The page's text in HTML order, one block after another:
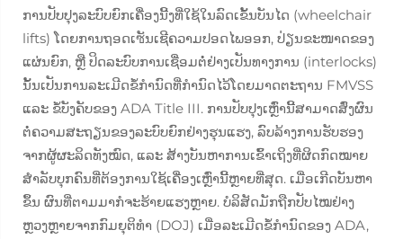
ການປັບປຸງລະບົບຍົກເຄື່ອງນີ້ງທີ່ໃຊ້ໃນລົດເຂັ້ນບັນໄດ (wheelchair
lifts) ໂດຍການຖອດເซັນເຊີຄວາມປອດໄພອອກ, ປ່ຽນຂະໜາດຂອງ
ແຜ່ນຍົກ, ຫຼື ປິດລະບົບການເຊື່ອມຕໍ່ຢ່າງເປັນທາງການ (interlocks)
ນັ້ນເປັນການລະເມີດຂໍ້ກຳນົດທີ່ກຳນົດໄວ້ໂດຍມາດຕະຖານ FMVSS
ແລະ ຂໍ້ບັງຄັບຂອງ ADA Title III. ການປັບປຸງເຫຼົ່ານີ້ສາມາດສົ່ງຜົນ
ຕໍ່ຄວາມສະຖຽນຂອງລະບົບຍົກຢ່າງຮຸນແຮງ, ລົບລ້າງການຮັບຮອງ
ຈາກຜູ້ຜະລິດທັງໝົດ, ແລະ ສ້າງບັນຫາການເຂົ້າເຖິງທີ່ຜິດກົດໝາຍ
ສຳລັບບຸກຄົນທີ່ຕ້ອງການໃຊ້ເຄື່ອງເຫຼົ່ານີ້ຫຼາຍທີ່ສຸດ. ເມື່ອເກີດບັນຫາ
ຂຶ້ນ ຜົນທີ່ຕາມມາກໍຈະຮ້າຍແຮງຫຼາຍ. ບໍລິສັດມັກຖືກປັບໄໝຢ່າງ
ຫຼວງຫຼາຍຈາກກົມຍຸຕິທຳ (DOJ) ເມື່ອລະເມີດຂໍ້ກຳນົດຂອງ ADA,